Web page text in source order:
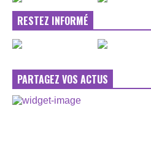
RESTEZ INFORMÉ
PARTAGEZ VOS ACTUS